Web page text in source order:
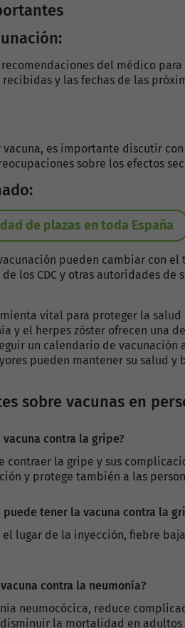
del médico
y las fechas de las
es importante discutir
sobre los efectos
de plazas en toda España
pueden cambiar con
los CDC y otras autoridades de
vital para proteger la salud
y el herpes zóster ofrecen una
un calendario de
pueden mantener su salud
sobre vacunas en
contra la gripe?
contraer la gripe y sus
y protege también a las
tener la vacuna contra la
lugar de la inyección, fiebre
contra la neumonía?
neumocócica, reduce
la mortalidad en adultos